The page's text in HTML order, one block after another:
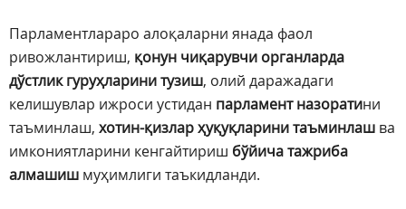
Парламентлараро алоқаларни янада фаол
ривожлантириш, қонун чиқарувчи органларда
дўстлик гуруҳларини тузиш, олий даражадаги
келишувлар ижроси устидан парламент назоратини
таъминлаш, хотин-қизлар ҳуқуқларини таъминлаш ва
имкониятларини кенгайтириш бўйича тажриба
алмашиш муҳимлиги таъкидланди.